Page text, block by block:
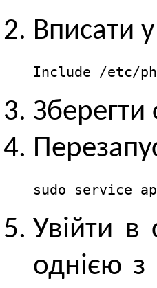
Вписати
Include /etc/
sudo service
Увійти в
однією з